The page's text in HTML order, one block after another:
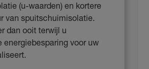
(u-waarden) en kortere
van spuitschuimisolatie.
dan ooit terwijl u
energiebesparing voor uw